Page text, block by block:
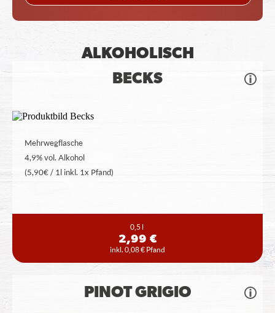
ALKOHOLISCH
BECKS
Mehrwegflasche
4,9% vol. Alkohol
(5,90€ / 1l inkl. 1x Pfand)
0,5 l
2,99 €
inkl. 0,08 € Pfand
PINOT GRIGIO